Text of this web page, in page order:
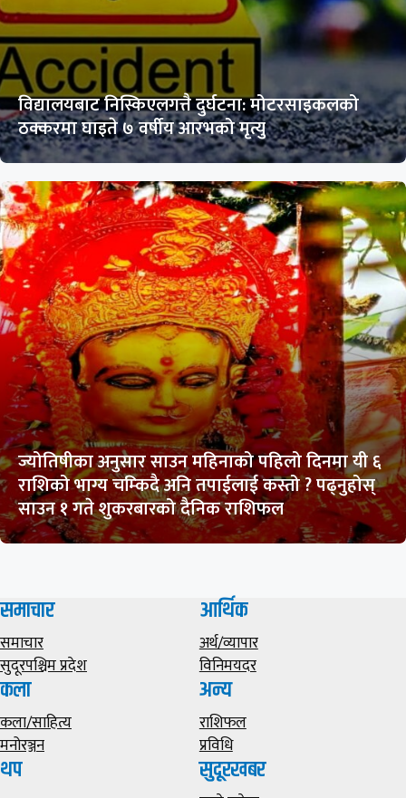
विद्यालयबाट निस्किएलगत्तै दुर्घटना: मोटरसाइकलको
ठक्करमा घाइते ७ वर्षीय आरभको मृत्यु
ज्योतिषीका अनुसार साउन महिनाको पहिलो दिनमा यी ६
राशिको भाग्य चम्किदै अनि तपाईलाई कस्तो ? पढ्नुहोस्
साउन १ गते शुकरबारको दैनिक राशिफल
समाचार
समाचार
सुदूरपश्चिम प्रदेश
आर्थिक
अर्थ/व्यापार
विनिमयदर
कला
कला/साहित्य
मनोरञ्जन
अन्य
राशिफल
प्रविधि
थप सुदूरखबर